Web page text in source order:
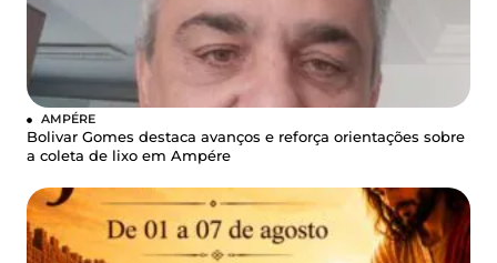
AMPÉRE
Bolivar Gomes destaca avanços e reforça orientações sobre
a coleta de lixo em Ampére